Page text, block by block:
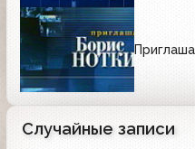
Случайные записи